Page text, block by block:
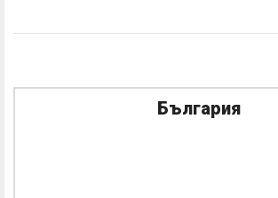
България